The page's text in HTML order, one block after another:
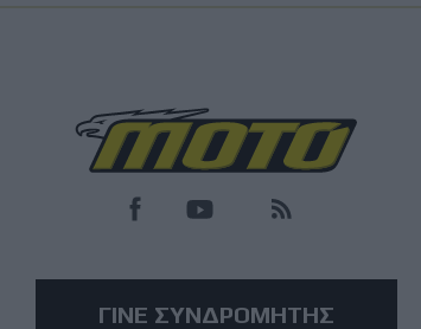
ΓΙΝΕ ΣΥΝΔΡΟΜΗΤΗΣ